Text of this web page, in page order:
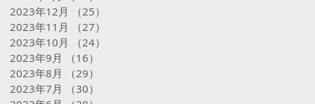
2023年12月
（25）
2023年11月
（27）
2023年10月
（24）
2023年9月
（16）
2023年8月
（29）
2023年7月
（30）